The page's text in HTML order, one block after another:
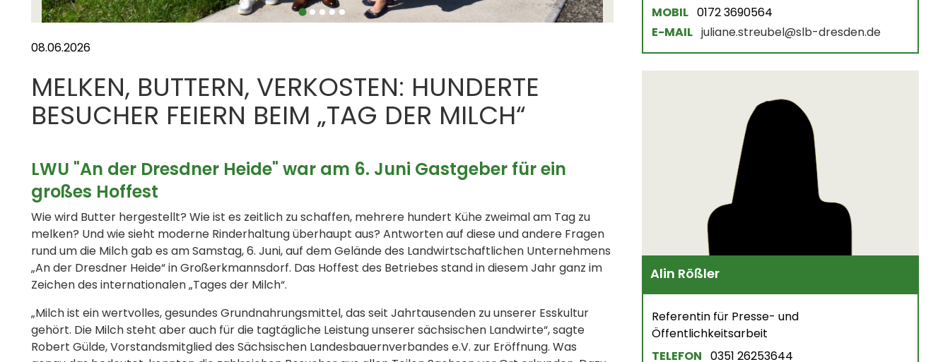
Wissenswertes zur Milchgewinnung und -verarbeitung berichten.
08.06.2026
MELKEN, BUTTERN, VERKOSTEN: HUNDERTE
BESUCHER FEIERN BEIM „TAG DER MILCH“
LWU "An der Dresdner Heide" war am 6. Juni Gastgeber für ein
großes Hoffest
Wie wird Butter hergestellt? Wie ist es zeitlich zu schaffen, mehrere hundert Kühe zweimal am Tag zu
melken? Und wie sieht moderne Rinderhaltung überhaupt aus? Antworten auf diese und andere Fragen
rund um die Milch gab es am Samstag, 6. Juni, auf dem Gelände des Landwirtschaftlichen Unternehmens
„An der Dresdner Heide“ in Großerkmannsdorf. Das Hoffest des Betriebes stand in diesem Jahr ganz im
Zeichen des internationalen „Tages der Milch“.
„Milch ist ein wertvolles, gesundes Grundnahrungsmittel, das seit Jahrtausenden zu unserer Esskultur
gehört. Die Milch steht aber auch für die tagtägliche Leistung unserer sächsischen Landwirte“, sagte
Robert Gülde, Vorstandsmitglied des Sächsischen Landesbauernverbandes e.V. zur Eröffnung. Was
MOBIL 0172 3690564
E-MAIL juliane.streubel@slb-dresden.de
Alin Rößler
Referentin für Presse- und
Öffentlichkeitsarbeit
TELEFON 0351 26253644